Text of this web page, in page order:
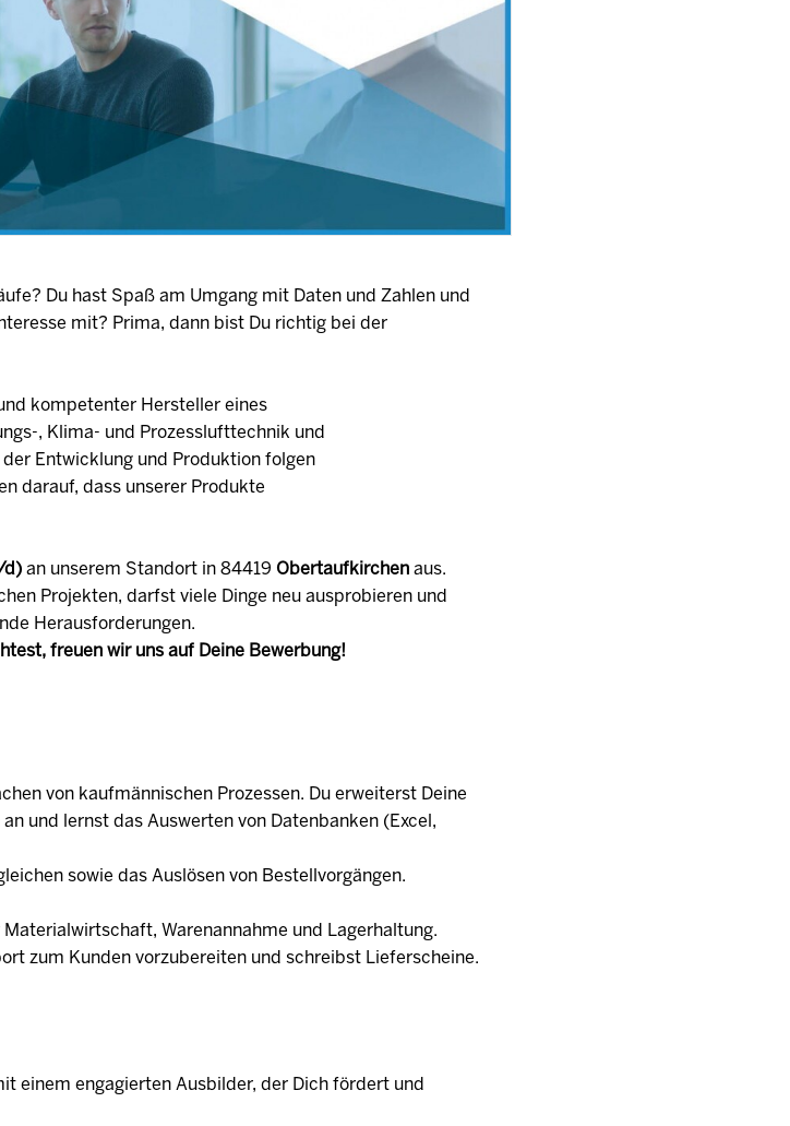
Du hast Spaß am Umgang mit Daten und Zahlen und
mit? Prima, dann bist Du richtig bei der
kompetenter Hersteller eines
, Klima- und Prozesslufttechnik und
Entwicklung und Produktion folgen
darauf, dass unserer Produkte
d) an unserem Standort in 84419 Obertaufkirchen aus.
Projekten, darfst viele Dinge neu ausprobieren und
Herausforderungen.
freuen wir uns auf Deine Bewerbung!
von kaufmännischen Prozessen. Du erweiterst Deine
und lernst das Auswerten von Datenbanken (Excel,
sowie das Auslösen von Bestellvorgängen.
Warenannahme und Lagerhaltung.
zum Kunden vorzubereiten und schreibst Lieferscheine.
einem engagierten Ausbilder, der Dich fördert und